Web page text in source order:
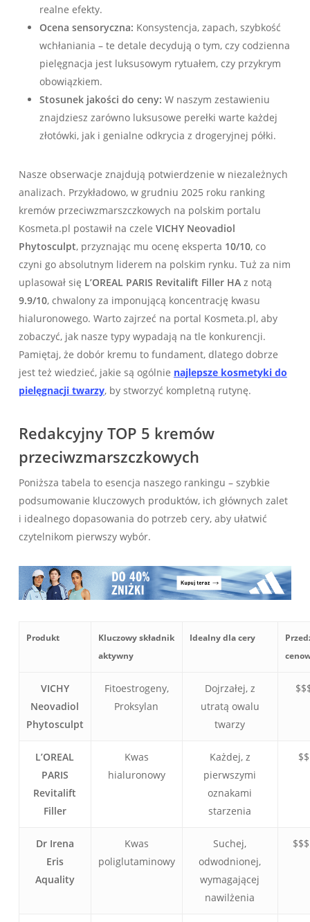
realne efekty.
Ocena sensoryczna: Konsystencja, zapach, szybkość
wchłaniania – te detale decydują o tym, czy codzienna
pielęgnacja jest luksusowym rytuałem, czy przykrym
obowiązkiem.
Stosunek jakości do ceny: W naszym zestawieniu
znajdziesz zarówno luksusowe perełki warte każdej
złotówki, jak i genialne odkrycia z drogeryjnej półki.
Nasze obserwacje znajdują potwierdzenie w niezależnych
analizach. Przykładowo, w grudniu 2025 roku ranking
kremów przeciwzmarszczkowych na polskim portalu
Kosmeta.pl postawił na czele VICHY Neovadiol
Phytosculpt, przyznając mu ocenę eksperta 10/10, co
czyni go absolutnym liderem na polskim rynku. Tuż za nim
uplasował się L’OREAL PARIS Revitalift Filler HAz notą
9.9/10, chwalony za imponującą koncentrację kwasu
hialuronowego. Warto zajrzeć na portal Kosmeta.pl, aby
zobaczyć, jak nasze typy wypadają na tle konkurencji.
Pamiętaj, że dobór kremu to fundament, dlatego dobrze
jest też wiedzieć, jakie są ogólnie najlepsze kosmetyki do
pielęgnacji twarzy, by stworzyć kompletną rutynę.
Redakcyjny TOP 5 kremów
przeciwzmarszczkowych
Poniższa tabela to esencja naszego rankingu – szybkie
podsumowanie kluczowych produktów, ich głównych zalet
i idealnego dopasowania do potrzeb cery, aby ułatwić
czytelnikom pierwszy wybór.
Produkt
Kluczowy składnik
aktywny
Idealny dla cery
VICHY
Neovadiol
Phytosculpt
Fitoestrogeny,
Proksylan
Dojrzałej, z
utratą owalu
twarzy
L’OREAL
PARIS
Revitalift
Filler
Kwas
hialuronowy
Każdej, z
pierwszymi
oznakami
starzenia
$$
Dr Irena
Eris
Aquality
Kwas
poliglutaminowy
Suchej,
odwodnionej,
wymagającej
nawilżenia